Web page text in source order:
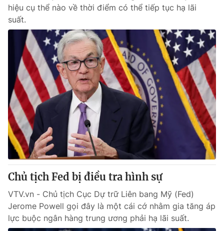
® Cấm sao chép dưới mọi hình thức nếu không có sự chấp
thuận bằng văn bản. Ghi rõ nguồn VTV.vn khi phát hành lại
thông tin từ website này.
hiệu cụ thể nào về thời điểm có thể tiếp tục hạ lãi
suất.
Chủ tịch Fed bị điều tra hình sự
VTV.vn - Chủ tịch Cục Dự trữ Liên bang Mỹ (Fed)
Jerome Powell gọi đây là một cái cớ nhằm gia tăng áp
lực buộc ngân hàng trung ương phải hạ lãi suất.